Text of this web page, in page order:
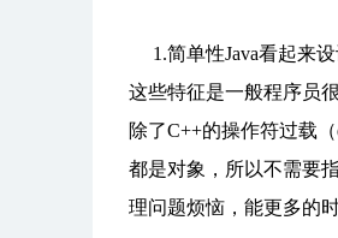
1.简单性Java看起来设
这些特征是一般程序员
除了C++的操作符过载
都是对象，所以不需要
理问题烦恼，能更多的